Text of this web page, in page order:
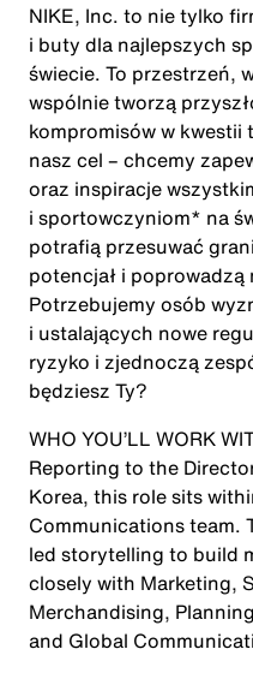
NIKE, Inc. to nie tylko
i buty dla najlepszych
świecie. To przestrzeń,
wspólnie tworzą
kompromisów w kwestii
nasz cel – chcemy
oraz inspiracje
i sportowczyniom* na
potrafią przesuwać
potencjał i poprowadzą
Potrzebujemy osób
i ustalających nowe
ryzyko i zjednoczą
będziesz Ty?
WHO YOU’LL WORK
Reporting to the
Korea, this role sits
Communications team.
led storytelling to build
closely with Marketing,
Merchandising,
and Global